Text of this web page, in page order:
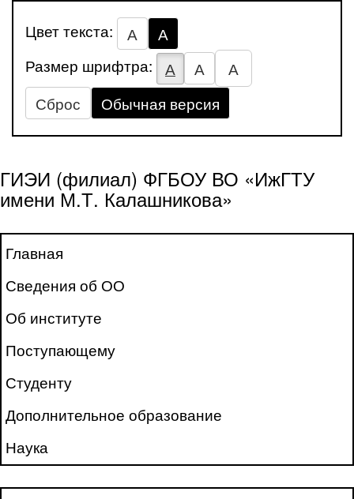
Цвет текста: А
А
Размер шрифтра:
А А
А
Сброс
Обычная версия
ГИЭИ (филиал) ФГБОУ ВО «ИжГТУ
имени М.Т. Калашникова»
Главная
Сведения об ОО
Об институте
Поступающему
Студенту
Дополнительное образование
Наука